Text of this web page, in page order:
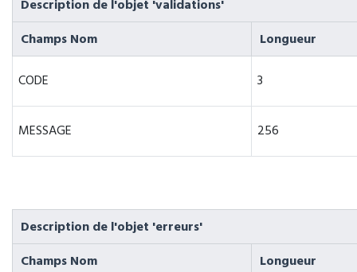
Description de l'objet 'validations'
Champs Nom
Longueur
CODE
3
MESSAGE 256
Description de l'objet 'erreurs'
Champs Nom
Longueur